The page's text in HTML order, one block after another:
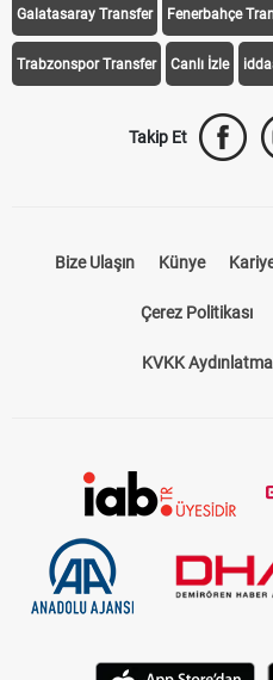
Galatasaray Transfer Fenerbahçe
Trabzonspor Transfer Canlı İzle
Takip Et
Bize Ulaşın Künye
Çerez Politikası
KVKK